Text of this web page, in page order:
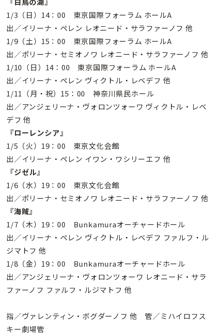
1/3（日）14：00 東京国際フォーラム ホールA
出／イリーナ・ペレン レオニード・サラファーノフ 他
1/9（土）15：00 東京国際フォーラム ホールA
出／ポリーナ・セミオノワ レオニード・サラファーノフ 他
1/10（日）14：00 東京国際フォーラム ホールA
出／イリーナ・ペレン ヴィクトル・レベデフ 他
1/11（月・祝）15：00 神奈川県民ホール
出／アンジェリーナ・ヴォロンツォーワ ヴィクトル・レベ
デフ 他
『ローレンシア』
1/5（火）19：00 東京文化会館
出／イリーナ・ペレン イワン・ワシリーエフ 他
『ジゼル』
1/6（水）19：00 東京文化会館
出／ポリーナ・セミオノワ レオニード・サラファーノフ 他
『海賊』
1/7（木）19：00 Bunkamuraオーチャードホール
出／イリーナ・ペレン ヴィクトル・レベデフ ファルフ・ル
ジマトフ 他
1/8（金）19：00 Bunkamuraオーチャードホール
出／アンジェリーナ・ヴォロンツォーワ レオニード・サラ
ファーノフ ファルフ・ルジマトフ 他
指／ヴァレンティン・ボグダーノフ 他 管／ミハイロフス
キー劇場管